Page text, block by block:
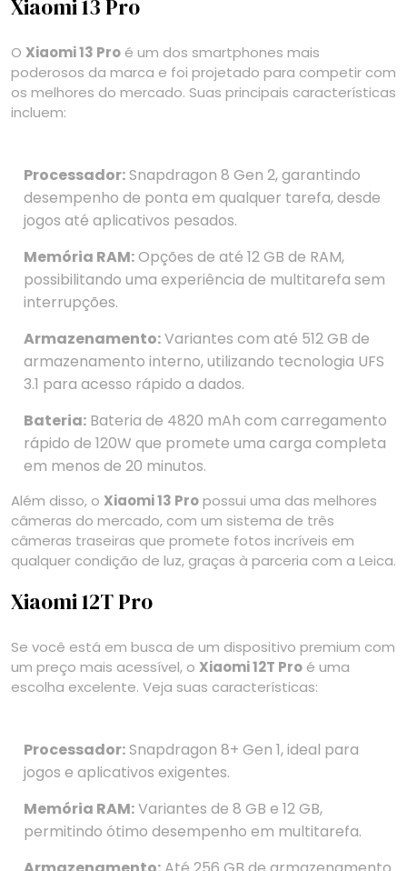
Xiaomi 13 Pro
O Xiaomi 13 Pro é um dos smartphones mais
poderosos da marca e foi projetado para competir com
os melhores do mercado. Suas principais características
incluem:
Processador:Snapdragon 8 Gen 2, garantindo
desempenho de ponta em qualquer tarefa, desde
jogos até aplicativos pesados.
Memória RAM:Opções de até 12 GB de RAM,
possibilitando uma experiência de multitarefa sem
interrupções.
Armazenamento:Variantes com até 512 GB de
armazenamento interno, utilizando tecnologia UFS
3.1 para acesso rápido a dados.
Bateria: Bateria de 4820 mAh com carregamento
rápido de 120W que promete uma carga completa
em menos de 20 minutos.
Além disso, o Xiaomi 13 Propossui uma das melhores
câmeras do mercado, com um sistema de três
câmeras traseiras que promete fotos incríveis em
qualquer condição de luz, graças à parceria com a Leica.
Xiaomi 12T Pro
Se você está em busca de um dispositivo premium com
um preço mais acessível, o Xiaomi 12T Pro é uma
escolha excelente. Veja suas características:
Processador:Snapdragon 8+ Gen 1, ideal para
jogos e aplicativos exigentes.
Memória RAM:Variantes de 8 GB e 12 GB,
permitindo ótimo desempenho em multitarefa.